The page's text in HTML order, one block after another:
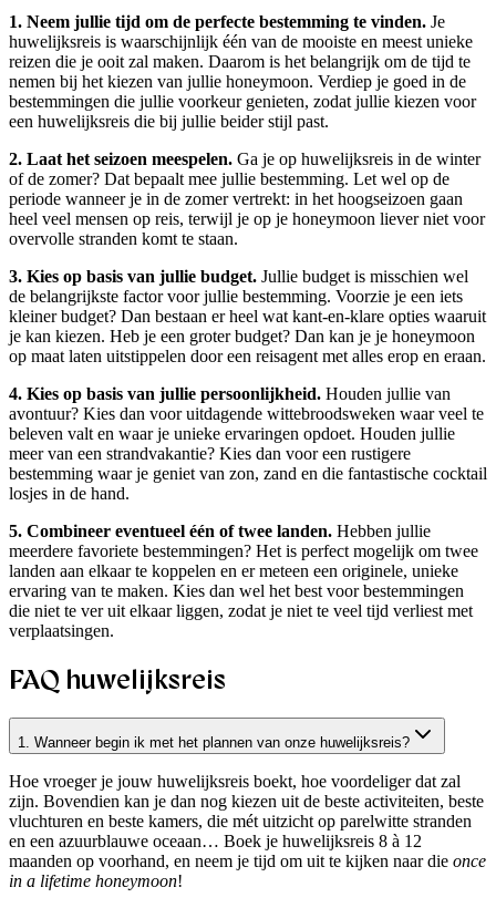
1. Neem jullie tijd om de perfecte bestemming te vinden. Je
huwelijksreis is waarschijnlijk één van de mooiste en meest unieke
reizen die je ooit zal maken. Daarom is het belangrijk om de tijd te
nemen bij het kiezen van jullie honeymoon. Verdiep je goed in de
bestemmingen die jullie voorkeur genieten, zodat jullie kiezen voor
een huwelijksreis die bij jullie beider stijl past.
2. Laat het seizoen meespelen. Ga je op huwelijksreis in de winter
of de zomer? Dat bepaalt mee jullie bestemming. Let wel op de
periode wanneer je in de zomer vertrekt: in het hoogseizoen gaan
heel veel mensen op reis, terwijl je op je honeymoon liever niet voor
overvolle stranden komt te staan.
3. Kies op basis van jullie budget. Jullie budget is misschien wel
de belangrijkste factor voor jullie bestemming. Voorzie je een iets
kleiner budget? Dan bestaan er heel wat kant-en-klare opties waaruit
je kan kiezen. Heb je een groter budget? Dan kan je je honeymoon
op maat laten uitstippelen door een reisagent met alles erop en eraan.
4. Kies op basis van jullie persoonlijkheid. Houden jullie van
avontuur? Kies dan voor uitdagende wittebroodsweken waar veel te
beleven valt en waar je unieke ervaringen opdoet. Houden jullie
meer van een strandvakantie? Kies dan voor een rustigere
bestemming waar je geniet van zon, zand en die fantastische cocktail
losjes in de hand.
5. Combineer eventueel één of twee landen. Hebben jullie
meerdere favoriete bestemmingen? Het is perfect mogelijk om twee
landen aan elkaar te koppelen en er meteen een originele, unieke
ervaring van te maken. Kies dan wel het best voor bestemmingen
die niet te ver uit elkaar liggen, zodat je niet te veel tijd verliest met
verplaatsingen.
FAQ huwelijksreis
1. Wanneer begin ik met het plannen van onze huwelijksreis?
Hoe vroeger je jouw huwelijksreis boekt, hoe voordeliger dat zal
zijn. Bovendien kan je dan nog kiezen uit de beste activiteiten, beste
vluchturen en beste kamers, die mét uitzicht op parelwitte stranden
en een azuurblauwe oceaan… Boek je huwelijksreis 8 à 12
maanden op voorhand, en neem je tijd om uit te kijken naar die once
in a lifetime honeymoon!